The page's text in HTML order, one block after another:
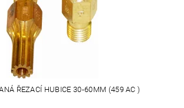
ŘEZACÍ HUBICE 30-60MM (459 AC )